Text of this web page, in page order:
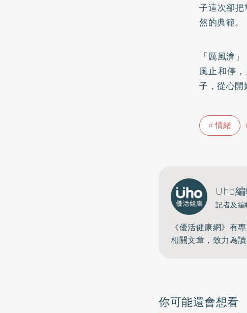
子這次卻
然的典範。
「厲風濟
風止和停
子，從心開
情緒
Uho
記者及
《優活健康網》有
相關文章，致力為
你可能還會想看